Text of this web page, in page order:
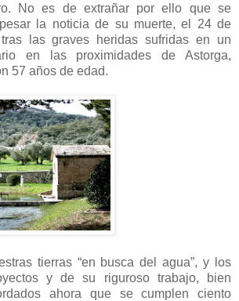
No es de extrañar por ello que se
la noticia de su muerte, el 24 de
las graves heridas sufridas en un
en las proximidades de Astorga,
57 años de edad.
tierras “en busca del agua”, y los
y de su riguroso trabajo, bien
ahora que se cumplen ciento